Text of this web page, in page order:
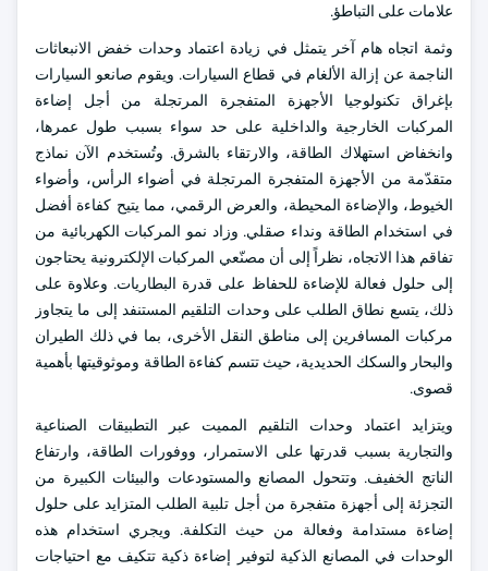
علامات على التباطؤ.
وثمة اتجاه هام آخر يتمثل في زيادة اعتماد وحدات خفض الانبعاثات
الناجمة عن إزالة الألغام في قطاع السيارات. ويقوم صانعو السيارات
بإغراق تكنولوجيا الأجهزة المتفجرة المرتجلة من أجل إضاءة
المركبات الخارجية والداخلية على حد سواء بسبب طول عمرها،
وانخفاض استهلاك الطاقة، والارتقاء بالشرق. وتُستخدم الآن نماذج
متقدّمة من الأجهزة المتفجرة المرتجلة في أضواء الرأس، وأضواء
الخيوط، والإضاءة المحيطة، والعرض الرقمي، مما يتيح كفاءة أفضل
في استخدام الطاقة ونداء صقلي. وزاد نمو المركبات الكهربائية من
تفاقم هذا الاتجاه، نظراً إلى أن مصنّعي المركبات الإلكترونية يحتاجون
إلى حلول فعالة للإضاءة للحفاظ على قدرة البطاريات. وعلاوة على
ذلك، يتسع نطاق الطلب على وحدات التلقيم المستنفد إلى ما يتجاوز
مركبات المسافرين إلى مناطق النقل الأخرى، بما في ذلك الطيران
والبحار والسكك الحديدية، حيث تتسم كفاءة الطاقة وموثوقيتها بأهمية
قصوى.
ويتزايد اعتماد وحدات التلقيم المميت عبر التطبيقات الصناعية
والتجارية بسبب قدرتها على الاستمرار، ووفورات الطاقة، وارتفاع
الناتج الخفيف. وتتحول المصانع والمستودعات والبيئات الكبيرة من
التجزئة إلى أجهزة متفجرة من أجل تلبية الطلب المتزايد على حلول
إضاءة مستدامة وفعالة من حيث التكلفة. ويجري استخدام هذه
الوحدات في المصانع الذكية لتوفير إضاءة ذكية تتكيف مع احتياجات